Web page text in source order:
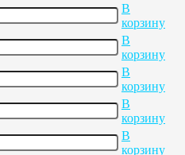
В
корзину
В
корзину
В
корзину
В
корзину
В
корзину